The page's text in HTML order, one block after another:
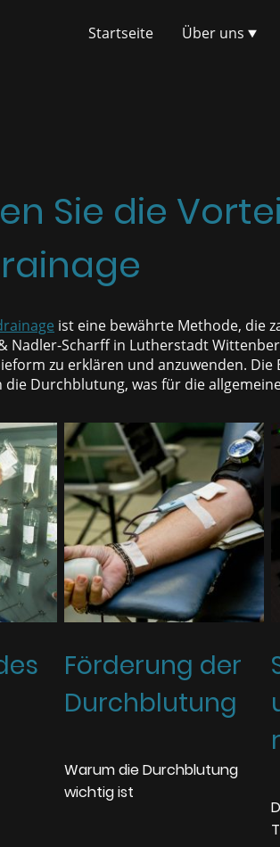
Startseite Über uns
Sie die
ist eine bewährte Methode, die
Nadler-Scharff in Lutherstadt
zu erklären und anzuwenden.
Durchblutung, was für die
Förderung der
Durchblutung
Warum die Durchblutung
wichtig ist